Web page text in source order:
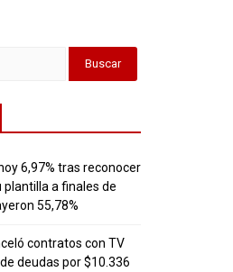
6,97% tras reconocer
plantilla a finales de
55,78%
contratos con TV
deudas por $10.336